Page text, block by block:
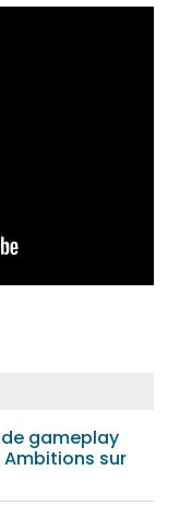
gameplay
Ambitions sur